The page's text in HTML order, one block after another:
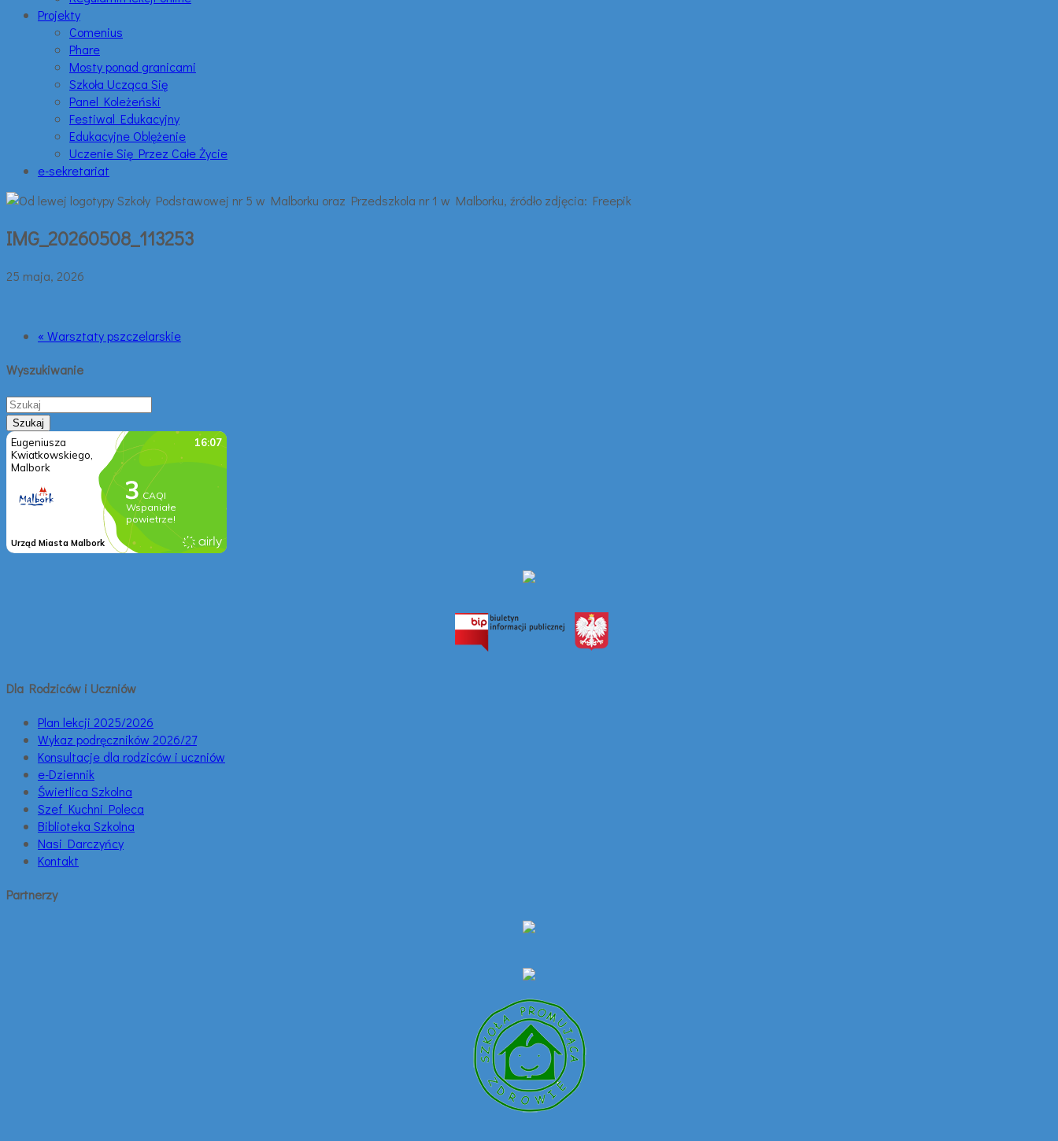
Projekty
Comenius
Phare
Mosty ponad granicami
Szkoła Ucząca Się
Panel Koleżeński
Festiwal Edukacyjny
Edukacyjne Oblężenie
Uczenie Się Przez Całe Życie
e-sekretariat
IMG_20260508_113253
25 maja, 2026
« Warsztaty pszczelarskie
Wyszukiwanie
Dla Rodziców i Uczniów
Plan lekcji 2025/2026
Wykaz podręczników 2026/27
Konsultacje dla rodziców i uczniów
e-Dziennik
Świetlica Szkolna
Szef Kuchni Poleca
Biblioteka Szkolna
Nasi Darczyńcy
Kontakt
Partnerzy